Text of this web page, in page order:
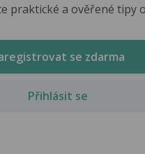
praktické a ověřené tipy
se zdarma
Přihlásit se